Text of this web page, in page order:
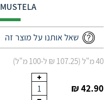
‎MUSTELA‎ סיקסטלה
שאל אותנו על מוצר זה
40 מ"ל (107.25 ₪ ל-100 מ"ל)
42.90 ₪
1